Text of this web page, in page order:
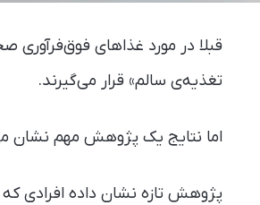
قبلا در مورد غذاهای فوق‌فرآوری
تغذیه‌ی‌ سالم» قرار می‌گیرند.
اما نتایج یک پژوهش مهم نشان
پژوهش تازه نشان داده افرادی که